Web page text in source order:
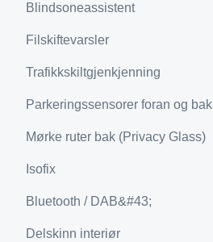
Blindsoneassistent
Filskiftevarsler
Trafikkskiltgjenkjenning
Parkeringssensorer foran og bak
Mørke ruter bak (Privacy Glass)
Isofix
Bluetooth / DAB&#43;
Delskinn interiør